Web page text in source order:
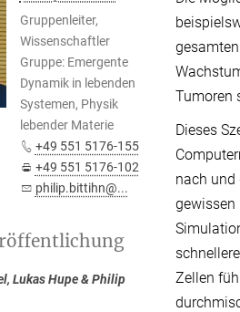
Tumoren
Dieses
nach
Zellen
Gruppenleiter,
Wissenschaftler
Gruppe: Emergente
Dynamik in lebenden
Systemen, Physik
lebender Materie
+49 551 5176-155
+49 551 5176-102
philip.bittihn@...
Lukas Hupe & Philip